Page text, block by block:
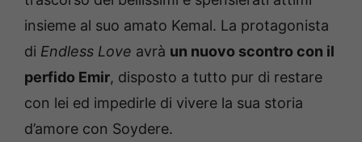
insieme al suo amato Kemal. La protagonista
di Endless Love avrà un nuovo scontro con il
perfido Emir, disposto a tutto pur di restare
con lei ed impedirle di vivere la sua storia
d’amore con Soydere.